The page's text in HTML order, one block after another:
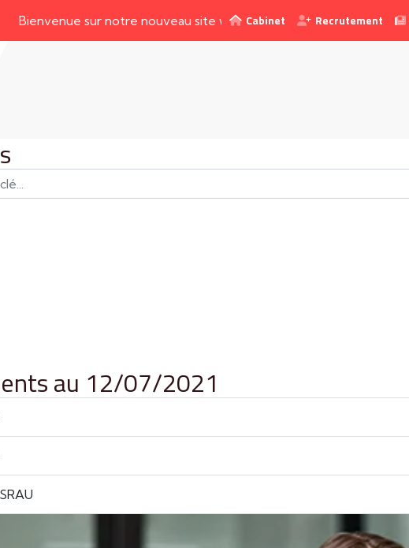
sur notre nouveau site web ! Cabinet Recrutement
au 12/07/2021